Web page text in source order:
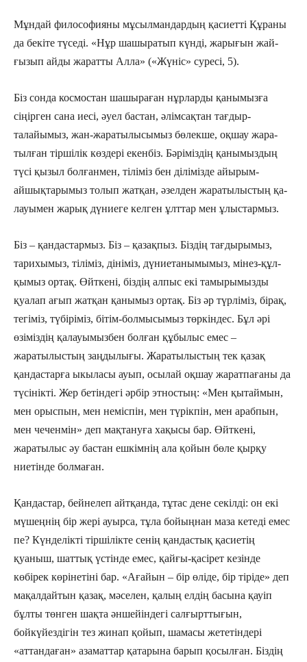
Мұндай философияны мұсылман­дар­дың қасиетті Құраны
да бекіте түседі. «Нұр шашыратып күнді, жарығын жай­
ғызып айды жаратты Алла» («Жүніс» суресі, 5).
Біз сонда космостан шашыраған нұр­ларды қанымызға
сіңірген сана иесі, әуел бастан, әлімсақтан тағдыр-
талайымыз, жан-жаратылысымыз бөлекше, оқшау жара­
тылған тіршілік көздері екенбіз. Бәріміздің қаны­мыздың
түсі қызыл болғанмен, тіліміз бен ділімізде айырым-
айшықтарымыз толып жатқан, әзелден жаратылыстың қа­
лауы­мен жарық дүниеге келген ұлттар мен ұлыстармыз.
Біз – қандастармыз. Біз – қазақпыз. Біздің тағдырымыз,
тарихымыз, тіліміз, дініміз, дүниетанымымыз, мінез-құл­
қымыз ортақ. Өйткені, біздің алпыс екі тамырымызды
қуалап ағып жатқан қанымыз ортақ. Біз әр түрліміз, бірақ,
тегіміз, түбіріміз, бітім-болмысымыз төркіндес. Бұл әрі
өзіміздің қалауымызбен болған құбылыс емес –
жаратылыстың заңдылығы. Жаратылыстың тек қазақ
қандастарға ыкыласы ауып, осылай оқшау жаратпағаны да
түсінікті. Жер бетіндегі әрбір этностың: «Мен қытаймын,
мен орыспын, мен неміспін, мен түрікпін, мен арабпын,
мен чеченмін» деп мақтануға хақысы бар. Өйткені,
жаратылыс әу бастан ешкімнің ала қойын бөле қырқу
ниетінде болмаған.
Қандастар, бейнелеп айтқанда, тұтас дене секілді: он екі
мүшеңнің бір жері ауырса, тұла бойыңнан маза кетеді емес
пе? Күнделікті тіршілікте сенің қандастық қасиетің
қуаныш, шаттық үстінде емес, қайғы-қасірет кезінде
көбірек көрінетіні бар. «Ағайын – бір өліде, бір тіріде» деп
мақалдайтын қазақ, мәселен, қалың елдің басына қауіп
бұлты төнген шақта әншейіндегі салғырттығын,
бойкүйездігін тез жинап қойып, шамасы жететіндері
«аттандаған» азаматтар қатарына барып қосылған. Біздің